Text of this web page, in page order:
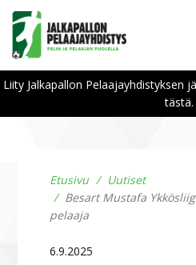
Liity Jalkapallon Pelaajayhdistyksen
tästä.
Etusivu
Uutiset
Besart Mustafa
pelaaja
6.9.2025